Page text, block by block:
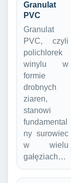
Granulat
PVC
Granulat
PVC, czyli
polichlorek
winylu w
formie
drobnych
ziaren,
stanowi
fundamental
ny surowiec
w wielu
gałęziach…